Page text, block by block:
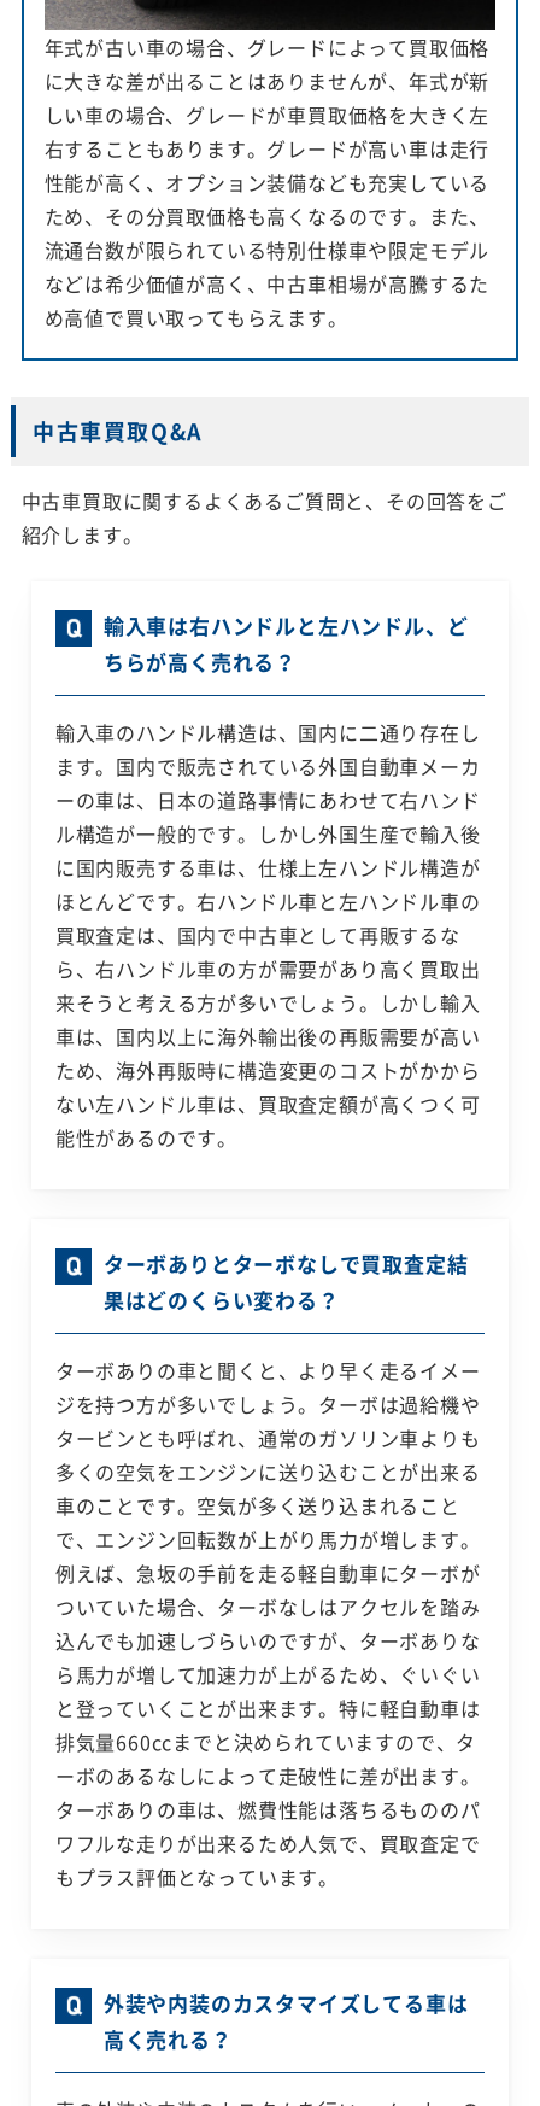
年式が古い車の場合、グレードによって買取価格
に大きな差が出ることはありませんが、年式が新
しい車の場合、グレードが車買取価格を大きく左
右することもあります。グレードが高い車は走行
性能が高く、オプション装備なども充実している
ため、その分買取価格も高くなるのです。また、
流通台数が限られている特別仕様車や限定モデル
などは希少価値が高く、中古車相場が高騰するた
め高値で買い取ってもらえます。
中古車買取Q&A
中古車買取に関するよくあるご質問と、その回答をご
紹介します。
輸入車は右ハンドルと左ハンドル、ど
ちらが高く売れる？
輸入車のハンドル構造は、国内に二通り存在し
ます。国内で販売されている外国自動車メーカ
ーの車は、日本の道路事情にあわせて右ハンド
ル構造が一般的です。しかし外国生産で輸入後
に国内販売する車は、仕様上左ハンドル構造が
ほとんどです。右ハンドル車と左ハンドル車の
買取査定は、国内で中古車として再販するな
ら、右ハンドル車の方が需要があり高く買取出
来そうと考える方が多いでしょう。しかし輸入
車は、国内以上に海外輸出後の再販需要が高い
ため、海外再販時に構造変更のコストがかから
ない左ハンドル車は、買取査定額が高くつく可
能性があるのです。
ターボありとターボなしで買取査定結
果はどのくらい変わる？
ターボありの車と聞くと、より早く走るイメー
ジを持つ方が多いでしょう。ターボは過給機や
タービンとも呼ばれ、通常のガソリン車よりも
多くの空気をエンジンに送り込むことが出来る
車のことです。空気が多く送り込まれること
で、エンジン回転数が上がり馬力が増します。
例えば、急坂の手前を走る軽自動車にターボが
ついていた場合、ターボなしはアクセルを踏み
込んでも加速しづらいのですが、ターボありな
ら馬力が増して加速力が上がるため、ぐいぐい
と登っていくことが出来ます。特に軽自動車は
排気量660ccまでと決められていますので、タ
ーボのあるなしによって走破性に差が出ます。
ターボありの車は、燃費性能は落ちるもののパ
ワフルな走りが出来るため人気で、買取査定で
もプラス評価となっています。
外装や内装のカスタマイズしてる車は
高く売れる？